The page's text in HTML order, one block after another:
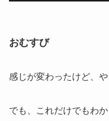
おむすび
感じが変わったけど、
でも、これだけでもわ